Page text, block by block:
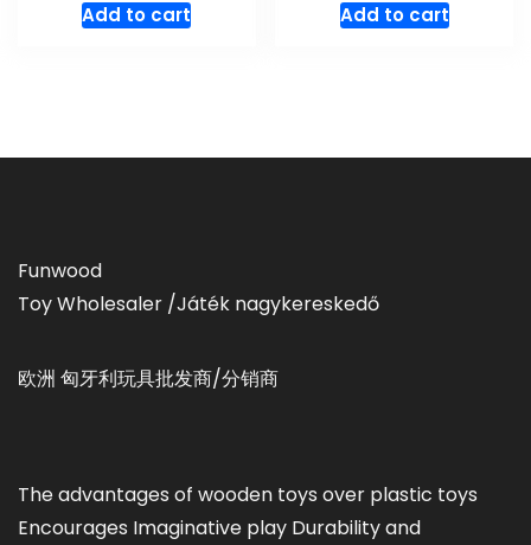
Add to cart Add to cart
Funwood
Toy Wholesaler /Játék nagykereskedő
欧洲 匈牙利玩具批发商/分销商
The advantages of wooden toys over plastic toys
Encourages Imaginative play Durability and